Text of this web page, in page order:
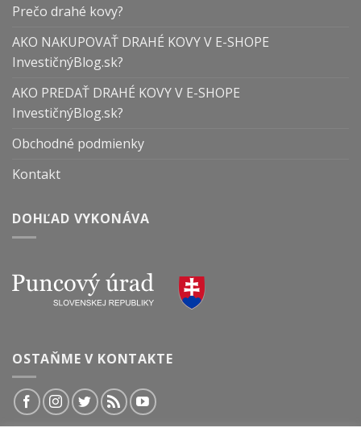
Prečo drahé kovy?
AKO NAKUPOVAŤ DRAHÉ KOVY V E-SHOPE
InvestičnýBlog.sk?
AKO PREDAŤ DRAHÉ KOVY V E-SHOPE
InvestičnýBlog.sk?
Obchodné podmienky
Kontakt
DOHĽAD VYKONÁVA
OSTAŇME V KONTAKTE